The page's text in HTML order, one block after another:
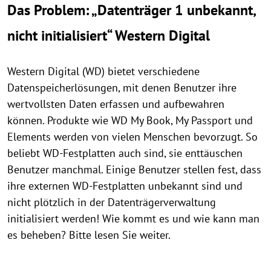
Das Problem: „Datenträger 1 unbekannt,
nicht initialisiert“ Western Digital
Western Digital (WD) bietet verschiedene
Datenspeicherlösungen, mit denen Benutzer ihre
wertvollsten Daten erfassen und aufbewahren
können. Produkte wie WD My Book, My Passport und
Elements werden von vielen Menschen bevorzugt. So
beliebt WD-Festplatten auch sind, sie enttäuschen
Benutzer manchmal. Einige Benutzer stellen fest, dass
ihre externen WD-Festplatten unbekannt sind und
nicht plötzlich in der Datenträgerverwaltung
initialisiert werden! Wie kommt es und wie kann man
es beheben? Bitte lesen Sie weiter.